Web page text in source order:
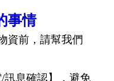
事情
資前，請幫我們
訊息確認】，避免